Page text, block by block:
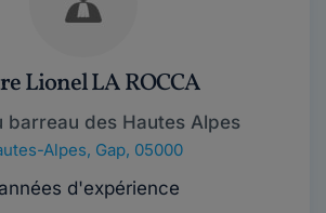
Lionel LA ROCCA
barreau des Hautes Alpes
Alpes, Gap, 05000
d'expérience